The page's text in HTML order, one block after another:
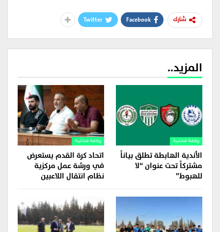
شارك Facebook
Twitter
المزيد..
رياضة محلية
الأندية الهابطة تطلق بياناً
مشتركاً تحت عنوان “لا
للهبوط”
رياضة محلية
اتحاد كرة القدم يستعرض
في ورشة عمل مركزية
نظام انتقال اللاعبين